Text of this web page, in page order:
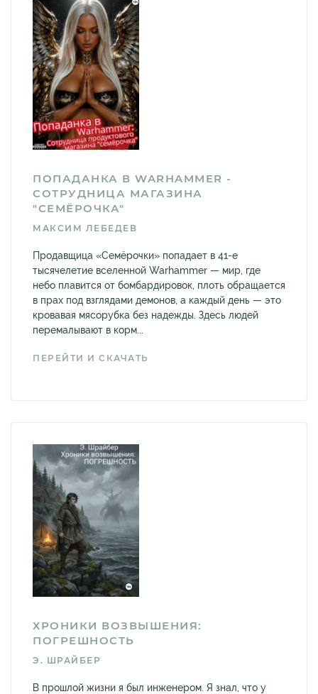
ПОПАДАНКА В WARHAMMER -
СОТРУДНИЦА МАГАЗИНА
"СЕМЁРОЧКА"
МАКСИМ ЛЕБЕДЕВ
Продавщица «Семёрочки» попадает в 41-е
тысячелетие вселенной Warhammer — мир, где
небо плавится от бомбардировок, плоть обращается
в прах под взглядами демонов, а каждый день — это
кровавая мясорубка без надежды. Здесь людей
перемалывают в корм...
ПЕРЕЙТИ И СКАЧАТЬ
ХРОНИКИ ВОЗВЫШЕНИЯ:
ПОГРЕШНОСТЬ
Э. ШРАЙБЕР
В прошлой жизни я был инженером. Я знал, что у